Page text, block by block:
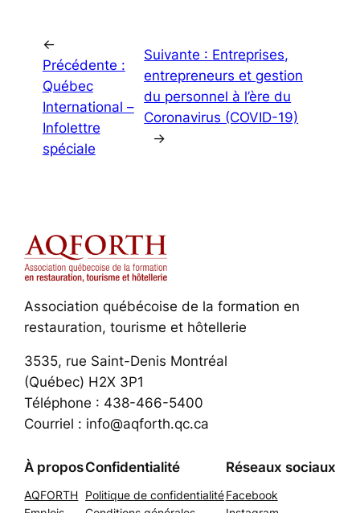
←
Précédente :
Québec
International –
Infolettre
spéciale
Suivante : Entreprises,
entrepreneurs et gestion
du personnel à l’ère du
Coronavirus (COVID-19)
→
Association québécoise de la formation en
restauration, tourisme et hôtellerie
3535, rue Saint-Denis Montréal
(Québec) H2X 3P1
Téléphone : 438-466-5400
Courriel : info@aqforth.qc.ca
À propos
AQFORTH
Confidentialité
Politique de confidentialité
Réseaux sociaux
Facebook